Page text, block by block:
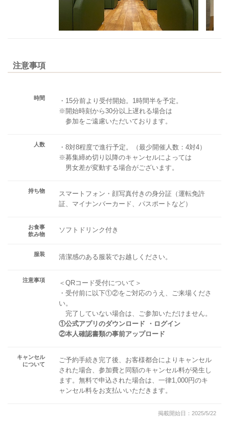
注意事項
時間
・15分前より受付開始。1時間半を予定。
※開始時刻から30分以上遅れる場合は
参加をご遠慮いただいております。
人数
・8対8程度で進行予定。（最少開催人数：4対4）
※募集締め切り以降のキャンセルによっては
男女差が変動する場合がございます。
持ち物
スマートフォン・顔写真付きの身分証（運転免許
証、マイナンバーカード、パスポートなど）
お食事
飲み物
ソフトドリンク付き
服装 清潔感のある服装でお越しください。
注意事項
＜QRコード受付について＞
・受付前に以下①②をご対応のうえ、ご来場くださ
い。
完了していない場合は、ご参加いただけません。
①公式アプリのダウンロード ・ログイン
②本人確認書類の事前アップロード
キャンセル
について
ご予約手続き完了後、お客様都合によりキャンセル
された場合、参加費と同額のキャンセル料が発生し
ます。無料で申込された場合は、一律1,000円のキ
ャンセル料をお支払いいただきます。
掲載開始日：2025/5/22